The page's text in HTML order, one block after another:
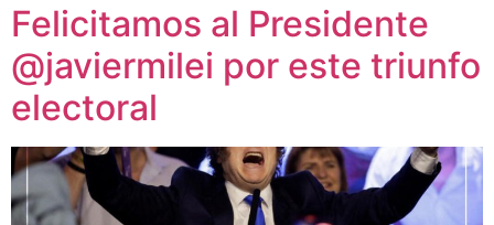
Felicitamos al Presidente
@javiermilei por este triunfo
electoral